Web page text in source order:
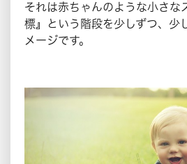
それは赤ちゃんのような小さな
標』という階段を少しずつ、少
メージです。